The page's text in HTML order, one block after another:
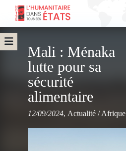
Mali : Ménaka
lutte pour sa
sécurité
alimentaire
12/09/2024, Actualité /Afrique